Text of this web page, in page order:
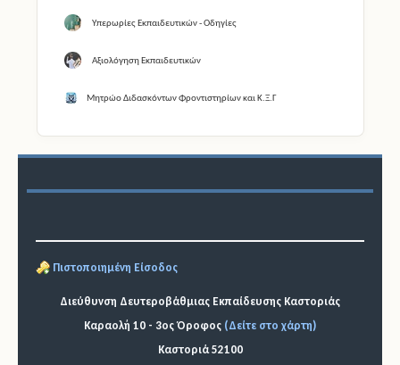
Υπερωρίες Εκπαιδευτικών - Οδηγίες
Αξιολόγηση Εκπαιδευτικών
Μητρώο Διδασκόντων Φροντιστηρίων και Κ.Ξ.Γ
Πιστοποιημένη Είσοδος
Διεύθυνση Δευτεροβάθμιας Εκπαίδευσης Καστοριάς
Καραολή 10 - 3ος Όροφος (Δείτε στο χάρτη)
Καστοριά 52100